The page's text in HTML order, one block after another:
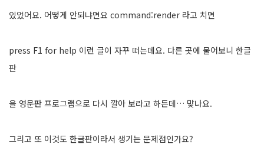
있었어요. 어떻게 안되냐면요 command:render 라고 치면
press F1 for help 이런 글이 자꾸 떠는데요. 다른 곳에 물어보니 한글
판
을 영문판 프로그램으로 다시 깔아 보라고 하든데… 맞나요.
그리고 또 이것도 한글판이라서 생기는 문제점인가요?